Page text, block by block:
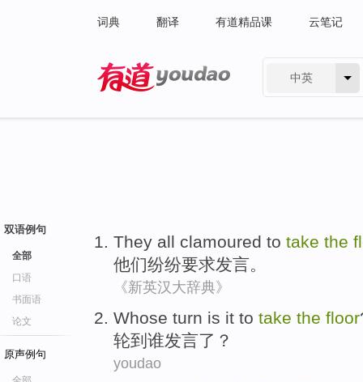
词典 翻译 有道精品课 云笔记
中英
双语例句
全部
口语
书面语
论文
原声例句
They all clamoured to take the
他们纷纷要求发言。
《新英汉大辞典》
Whose turn is it to take the floor
轮到 谁发言了？
youdao